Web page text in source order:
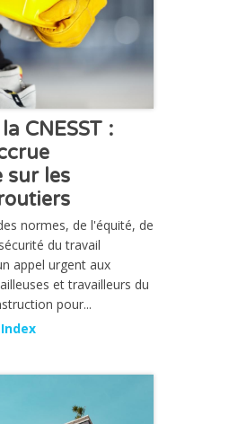
CNESST :
sur les
normes, de l'équité, de
du travail
appel urgent aux
et travailleurs du
pour...